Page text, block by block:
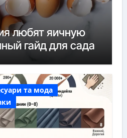
любят яичную
гайд для сада
та мода